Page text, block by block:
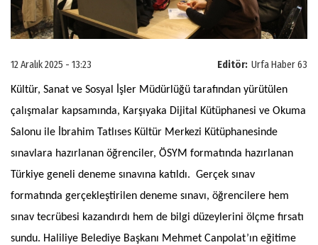
Editör: Urfa Haber 63
12 Aralık 2025 - 13:23
Kültür, Sanat ve Sosyal İşler Müdürlüğü tarafından yürütülen
çalışmalar kapsamında, Karşıyaka Dijital Kütüphanesi ve Okuma
Salonu ile İbrahim Tatlıses Kültür Merkezi Kütüphanesinde
sınavlara hazırlanan öğrenciler, ÖSYM formatında hazırlanan
Türkiye geneli deneme sınavına katıldı. Gerçek sınav
formatında gerçekleştirilen deneme sınavı, öğrencilere hem
sınav tecrübesi kazandırdı hem de bilgi düzeylerini ölçme fırsatı
sundu. Haliliye Belediye Başkanı Mehmet Canpolat’ın eğitime